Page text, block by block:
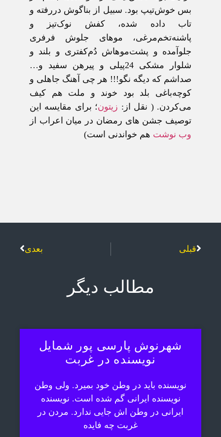
بس خوش‌تیپ بود. سبیل از بناگوش دررفته و
تاب داده شده، کفش نوک‌تیز و
پاشنه‌تخم‌مرغی، موهای جلوش فرفری
جلو‌آمده و پشت‌موهاش دُم‌کفتری و بلند و
شلوار مشکی 24پیلی و پیرهن سفید و…
صداشم که دیگه نگو!!! هر چی آهنگ جاهلی و
کوچه‌باغی بلد بود خوند و ملت هم کیف
می‌کردن. ( نقل از: زيتون؛ برای مقايسه اين
توصيف جشن های رمضان در ميان اعراب از
وب نوشت هم خواندنی است)
قبلی بعدی
مطالب دیگر
شهرنوش پارسی پور شمایل
نویسنده در غربت
نویسنده باید در وطن خود بمیرد. ولی وطن
نویسنده ایرانی گم شده است. نویسنده
ایرانی در وطن اش جایی ندارد. مردن در
غربت چه فایده